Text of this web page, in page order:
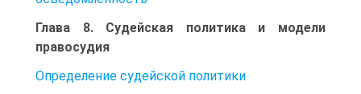
Глава 8. Судейская политика и модели
правосудия
Определение судейской политики